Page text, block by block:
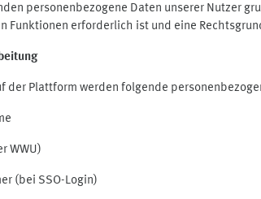
personenbezogene Daten unserer Nutzer
Funktionen erforderlich ist und eine
der Plattform werden folgende
WWU)
(bei SSO-Login)